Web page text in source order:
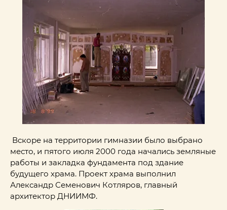
Вскоре на территории гимназии было выбрано
место, и пятого июля 2000 года начались земляные
работы и закладка фундамента под здание
будущего храма. Проект храма выполнил
Александр Семенович Котляров, главный
архитектор ДНИИМФ.